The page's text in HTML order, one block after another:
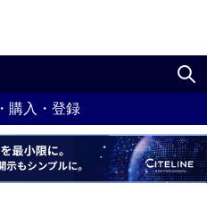
購入・登録